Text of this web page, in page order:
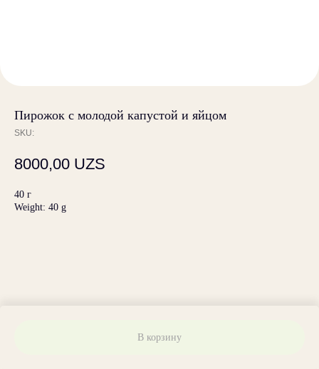
Пирожок с молодой капустой и яйцом
SKU:
8000,00 UZS
В корзину
40 г
Weight: 40 g